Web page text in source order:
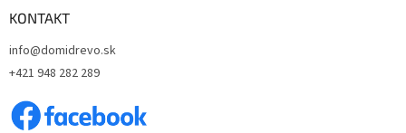
KONTAKT
info@domidrevo.sk
+421 948 282 289